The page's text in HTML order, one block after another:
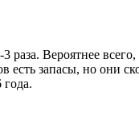
Вероятнее
запасы, но они